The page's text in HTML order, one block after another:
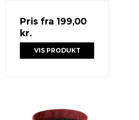
Pris fra 199,00
kr.
VIS PRODUKT